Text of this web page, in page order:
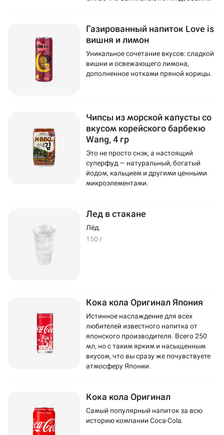
Газированный напиток Love is
вишня и лимон
Уникальное сочетание вкусов: сладкой
вишни и освежающего лимона,
дополненное нотками пряной корицы.
Чипсы из морской капусты со
вкусом корейского барбекю
Wang, 4 гр
Это не просто снэк, а настоящий
суперфуд — натуральный, богатый
йодом, кальцием и другими ценными
микроэлементами.
Лед в стакане
Лёд.
150 г
Кока кола Оригинал Япония
Истинное наслаждение для всех
любителей известного напитка от
японского производителя. Всего 250
мл, но с таким ярким и насыщенным
вкусом, что вы сразу же почувствуете
атмосферу Японии.
Кока кола Оригинал
Самый популярный напиток за всю
историю компании Coca-Cola.